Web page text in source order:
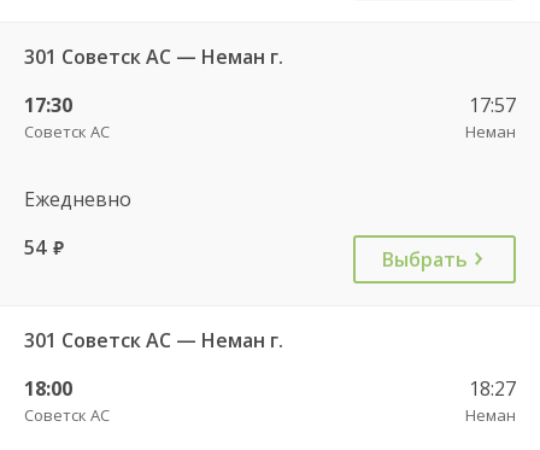
301 Советск АС — Неман г.
17:30
Советск АС
17:57
Неман
Ежедневно
54 руб. Выбрать
301 Советск АС — Неман г.
18:00
Советск АС
18:27
Неман